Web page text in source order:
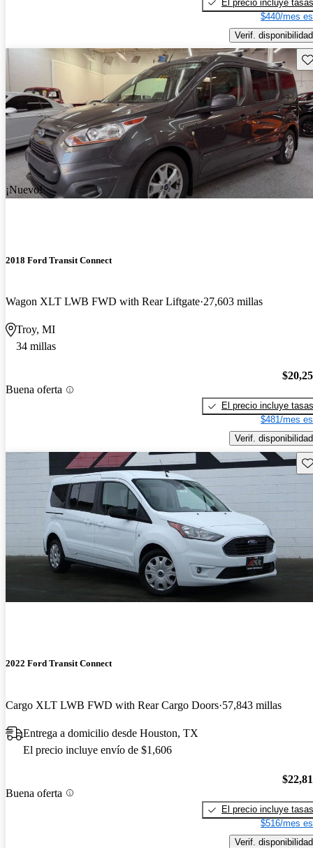
El precio incluye tasas
$440/mes
Verif. disponibilidad
¡Nuevo!
2018 Ford Transit Connect
Wagon XLT LWB FWD with Rear Liftgate 27,603 millas
Troy, MI
34 millas
Buena oferta
El precio incluye tasas
$481/mes
Verif. disponibilidad
2022 Ford Transit Connect
Cargo XLT LWB FWD with Rear Cargo Doors 57,843 millas
Entrega a domicilio desde Houston, TX
El precio incluye envío de $1,606
Buena oferta
El precio incluye tasas
$516/mes
Verif. disponibilidad